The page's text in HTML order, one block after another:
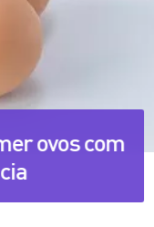
ovos com